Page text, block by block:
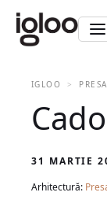
IGLOO PRESA
31 MARTIE
Arhitectură: